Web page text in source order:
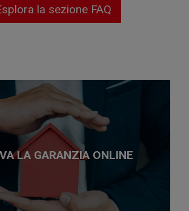
la sezione FAQ
LA GARANZIA ONLINE